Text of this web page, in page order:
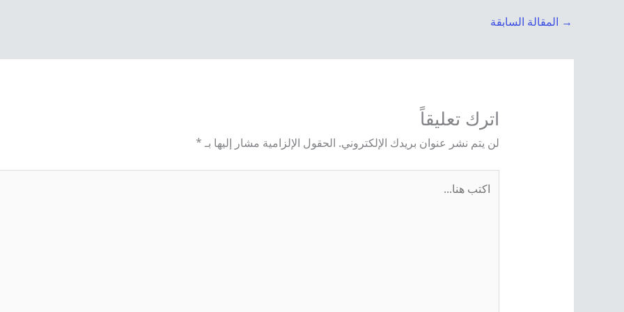
→ المقالة السابقة
اترك تعليقاً
لن يتم نشر عنوان بريدك الإلكتروني. الحقول الإلزامية مشار إليها بـ *